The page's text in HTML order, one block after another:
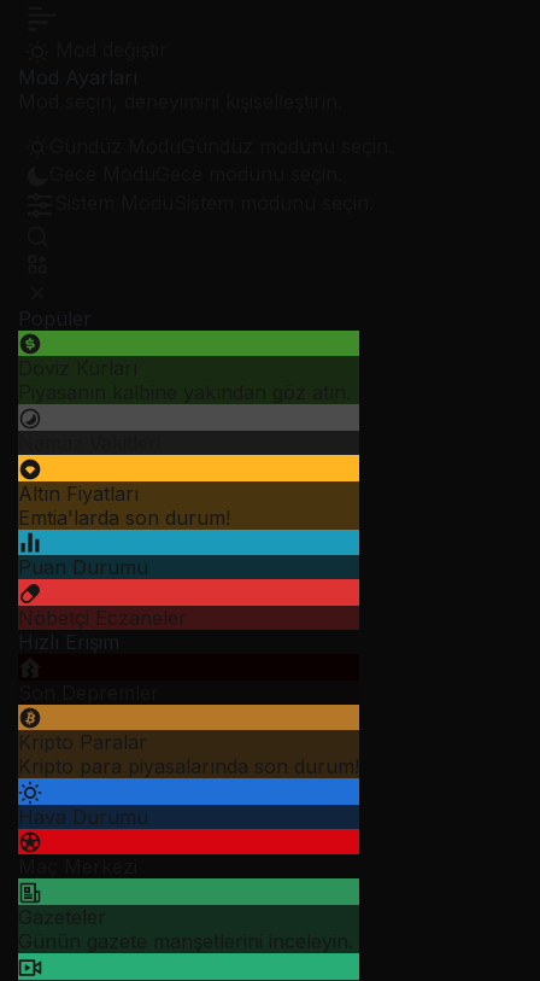
Altın Fiyatları
Emtia'larda son durum!
Puan Durumu
Nöbetçi Eczaneler
Kripto Paralar
Kripto para piyasalarında son durum!
Hava Durumu
Gazeteler
Günün gazete manşetlerini inceleyin.